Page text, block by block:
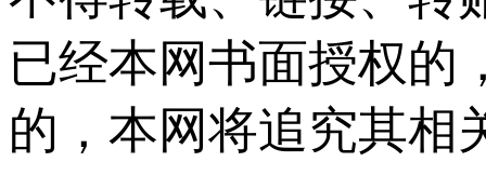
已经本网书面授权的
的，本网将追究其相